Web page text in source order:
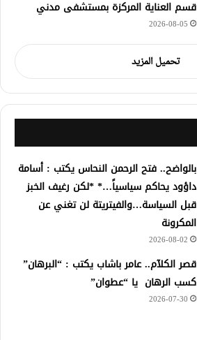
قسم العناية المركزة بمستشفى مدني
2026-08-05
تحميل المزيد
بالواضح.. فتح الرحمن النحاس يكتب : أسامة
داؤود يحاكم سياسياً…* *لكن رغيف الخبز
قبل السياسة…والفيتريتة لن تغني عن
المكرونة
2026-08-02
قصر الكلآم.. عامر باشاب يكتب : “البرهان”
كسب الرهان يا “عطوان”
2026-07-30